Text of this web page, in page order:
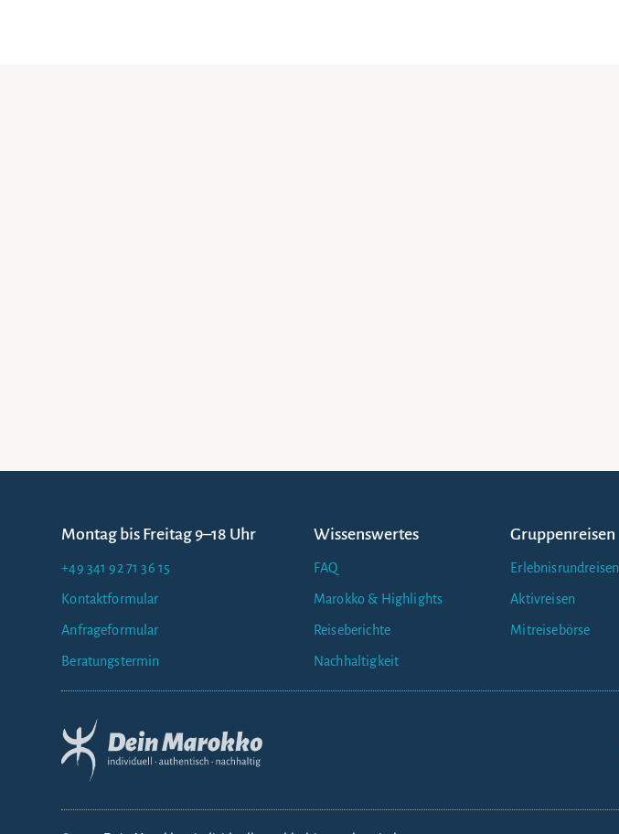
Montag bis Freitag 9–18 Uhr
+49 341 92 71 36 15
Kontaktformular
Anfrageformular
Beratungstermin
Wissenswertes
FAQ
Marokko & Highlights
Reiseberichte
Nachhaltigkeit
Gruppenreisen
Erlebnisrundreisen
Aktivreisen
Mitreisebörse